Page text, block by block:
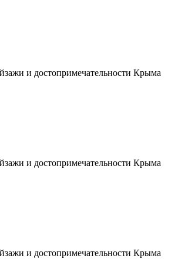
и достопримечательности Крыма
и достопримечательности Крыма
и достопримечательности Крыма